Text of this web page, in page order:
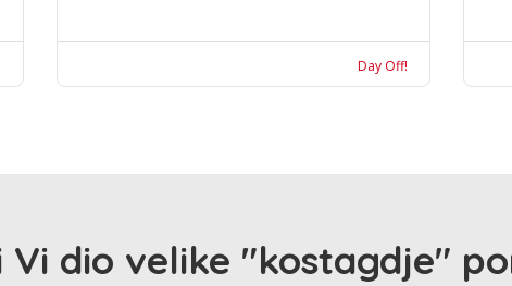
Day Off!
Vi dio velike "kostagdje"